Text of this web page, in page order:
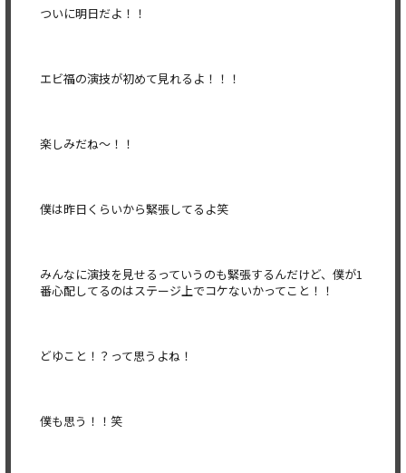
ついに明日だよ！！
エビ福の演技が初めて見れるよ！！！
楽しみだね〜！！
僕は昨日くらいから緊張してるよ笑
みんなに演技を見せるっていうのも緊張するんだけど、僕が1
番心配してるのはステージ上でコケないかってこと！！
どゆこと！？って思うよね！
僕も思う！！笑